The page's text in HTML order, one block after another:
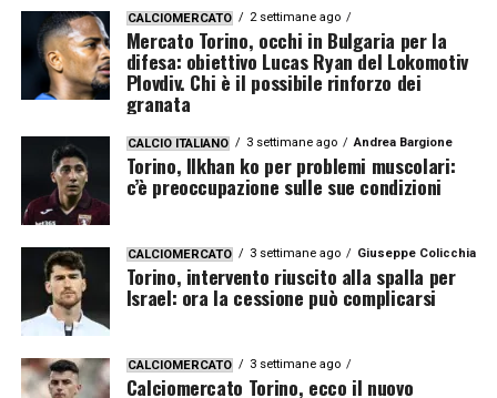
CALCIOMERCATO 2 settimane ago
Mercato Torino, occhi in Bulgaria per la
difesa: obiettivo Lucas Ryan del Lokomotiv
Plovdiv. Chi è il possibile rinforzo dei
granata
CALCIO ITALIANO 3 settimane ago Andrea Bargione
Torino, Ilkhan ko per problemi muscolari:
c’è preoccupazione sulle sue condizioni
CALCIOMERCATO 3 settimane ago Giuseppe Colicchia
Torino, intervento riuscito alla spalla per
Israel: ora la cessione può complicarsi
CALCIOMERCATO 3 settimane ago
Calciomercato Torino, ecco il nuovo